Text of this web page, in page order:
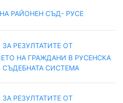
РАЙОНЕН СЪД- РУСЕ
РЕЗУЛТАТИТЕ ОТ
НА ГРАЖДАНИ В РУСЕНСКА
СЪДЕБНАТА СИСТЕМА
РЕЗУЛТАТИТЕ ОТ